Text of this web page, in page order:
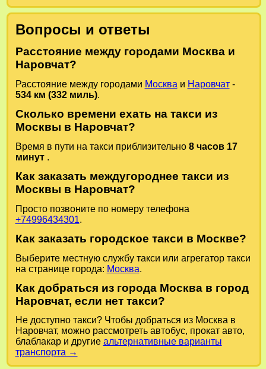
Вопросы и ответы
Расстояние между городами Москва и
Наровчат?
Расстояние между городами Москва и Наровчат-
534 км (332 миль).
Сколько времени ехать на такси из
Москвы в Наровчат?
Время в пути на такси приблизительно 8 часов 17
минут .
Как заказать междугороднее такси из
Москвы в Наровчат?
Просто позвоните по номеру телефона
+74996434301.
Как заказать городское такси в Москве?
Выберите местную службу такси или агрегатор такси
на странице города: Москва.
Как добраться из города Москва в город
Наровчат, если нет такси?
Не доступно такси? Чтобы добраться из Москва в
Наровчат, можно рассмотреть автобус, прокат авто,
блаблакар и другие альтернативные варианты
транспорта →